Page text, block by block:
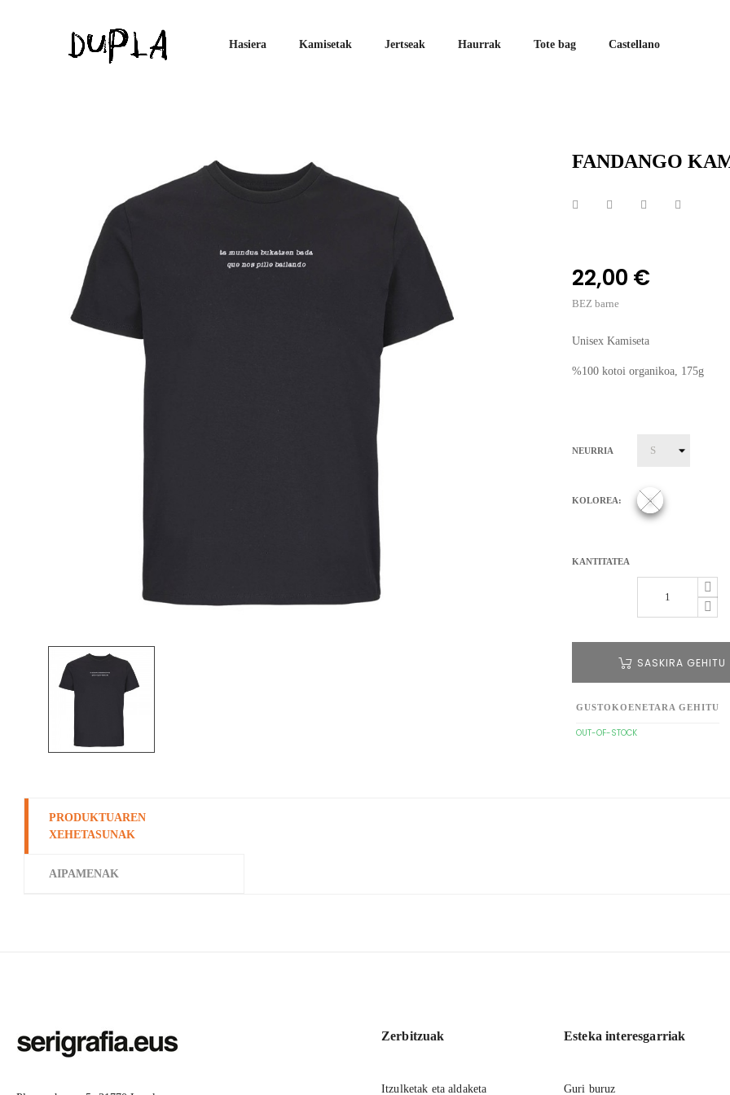
Hasiera Kamisetak Jertseak Haurrak Tote bag Castellano
FANDANGO
22,00 €
BEZ barne
Unisex Kamiseta
%100 kotoi organikoa, 175g
NEURRIA
KOLOREA:
KANTITATEA
SASKIRA GEHITU
GUSTOKOENETARA GEHITU
OUT-OF-STOCK
PRODUKTUAREN
XEHETASUNAK
AIPAMENAK
Zerbitzuak
Itzulketak eta aldaketa
Esteka interesgarriak
Guri buruz